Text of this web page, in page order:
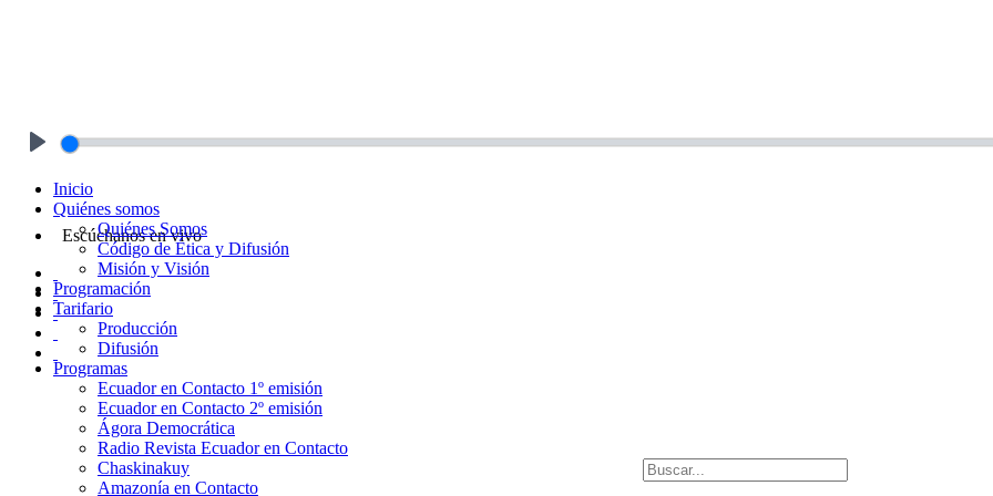
Escúchanos en vivo
Inicio
Quiénes somos
Quiénes Somos
Código de Ética y Difusión
Misión y Visión
Programación
Tarifario
Producción
Difusión
Programas
Ecuador en Contacto 1º emisión
Ecuador en Contacto 2º emisión
Ágora Democrática
Radio Revista Ecuador en Contacto
Chaskinakuy
Amazonía en Contacto